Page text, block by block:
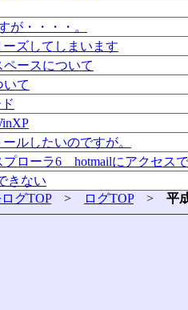
が・・・・。
ズしてしまいます
ースについて
いて
ルしたいのですが。
プローラ6 hotmailにアクセス
きない
グTOP> ログTOP> 平